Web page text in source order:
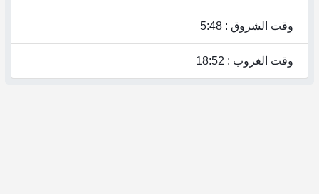
وقت الشروق : 5:48
وقت الغروب : 18:52